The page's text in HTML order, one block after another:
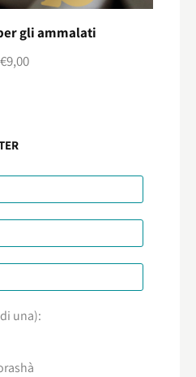
gli ammalati
€9,00
una):